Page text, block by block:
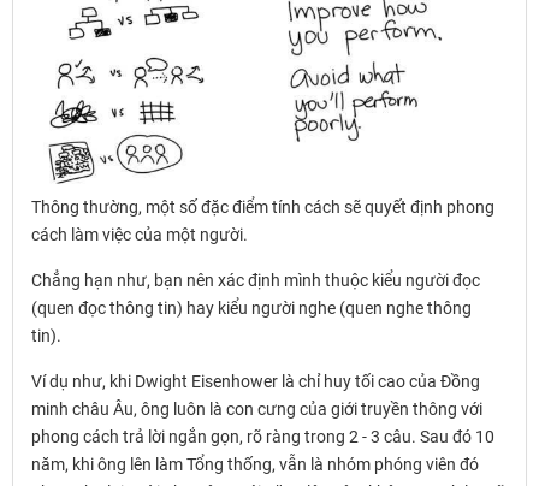
Thông thường, một số đặc điểm tính cách sẽ quyết định phong
cách làm việc của một người.
Chẳng hạn như, bạn nên xác định mình thuộc kiểu người đọc
(quen đọc thông tin) hay kiểu người nghe (quen nghe thông
tin).
Ví dụ như, khi Dwight Eisenhower là chỉ huy tối cao của Đồng
minh châu Âu, ông luôn là con cưng của giới truyền thông với
phong cách trả lời ngắn gọn, rõ ràng trong 2 - 3 câu. Sau đó 10
năm, khi ông lên làm Tổng thống, vẫn là nhóm phóng viên đó